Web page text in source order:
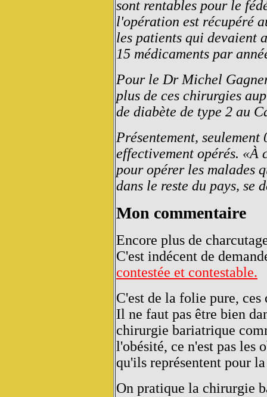
sont rentables pour le
l'opération est récupéré
les patients qui devaient
15 médicaments par
Pour le Dr Michel
plus de ces chirurgies
de diabète de type 2 au
Présentement,
effectivement opérés. «À
pour opérer les malades
dans le reste du pays, se
Mon commentaire
Encore plus de
C'est indécent de
contestée et contestable.
C'est de la folie pure,
Il ne faut pas être bien
chirurgie bariatrique
l'obésité, ce n'est pas les
qu'ils représentent pour
On pratique la chirurgie